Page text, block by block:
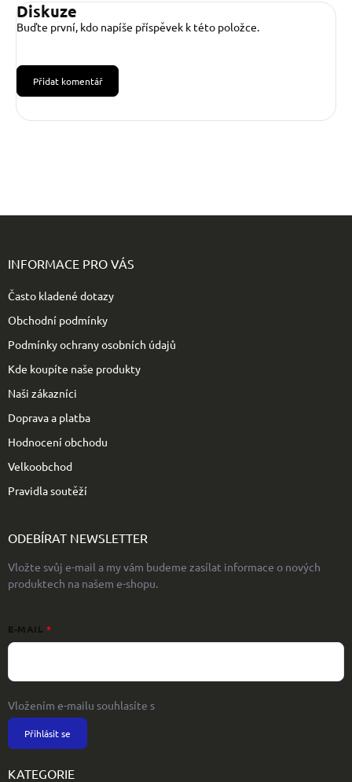
Diskuze
Buďte první, kdo napíše příspěvek k této položce.
Přidat komentář
INFORMACE PRO VÁS
Často kladené dotazy
Obchodní podmínky
Podmínky ochrany osobních údajů
Kde koupíte naše produkty
Naši zákazníci
Doprava a platba
Hodnocení obchodu
Velkoobchod
Pravidla soutěží
ODEBÍRAT NEWSLETTER
Vložte svůj e-mail a my vám budeme zasílat informace o nových
produktech na našem e-shopu.
E-MAIL
Vložením e-mailu souhlasíte s
Přihlásit se
KATEGORIE